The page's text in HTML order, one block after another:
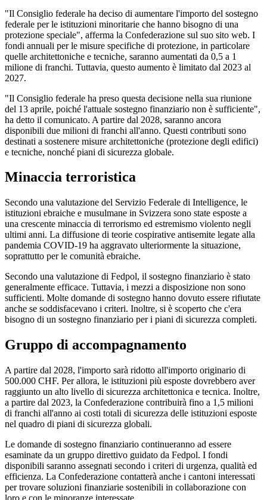
"Il Consiglio federale ha deciso di aumentare l'importo del sostegno
federale per le istituzioni minoritarie che hanno bisogno di una
protezione speciale", afferma la Confederazione sul suo sito web. I
fondi annuali per le misure specifiche di protezione, in particolare
quelle architettoniche e tecniche, saranno aumentati da 0,5 a 1
milione di franchi. Tuttavia, questo aumento è limitato dal 2023 al
2027.
"Il Consiglio federale ha preso questa decisione nella sua riunione
del 13 aprile, poiché l'attuale sostegno finanziario non è sufficiente",
ha detto il comunicato. A partire dal 2028, saranno ancora
disponibili due milioni di franchi all'anno. Questi contributi sono
destinati a sostenere misure architettoniche (protezione degli edifici)
e tecniche, nonché piani di sicurezza globale.
Minaccia terroristica
Secondo una valutazione del Servizio Federale di Intelligence, le
istituzioni ebraiche e musulmane in Svizzera sono state esposte a
una crescente minaccia di terrorismo ed estremismo violento negli
ultimi anni. La diffusione di teorie cospirative antisemite legate alla
pandemia COVID-19 ha aggravato ulteriormente la situazione,
soprattutto per le comunità ebraiche.
Secondo una valutazione di Fedpol, il sostegno finanziario è stato
generalmente efficace. Tuttavia, i mezzi a disposizione non sono
sufficienti. Molte domande di sostegno hanno dovuto essere rifiutate
anche se soddisfacevano i criteri. Inoltre, si è scoperto che c'era
bisogno di un sostegno finanziario per i piani di sicurezza completi.
Gruppo di accompagnamento
A partire dal 2028, l'importo sarà ridotto all'importo originario di
500.000 CHF. Per allora, le istituzioni più esposte dovrebbero aver
raggiunto un alto livello di sicurezza architettonica e tecnica. Inoltre,
a partire dal 2023, la Confederazione contribuirà fino a 1,5 milioni
di franchi all'anno ai costi totali di sicurezza delle istituzioni esposte
nel quadro di piani di sicurezza globali.
Le domande di sostegno finanziario continueranno ad essere
esaminate da un gruppo direttivo guidato da Fedpol. I fondi
disponibili saranno assegnati secondo i criteri di urgenza, qualità ed
efficienza. La Confederazione contatterà anche i cantoni interessati
per trovare soluzioni finanziarie sostenibili in collaborazione con